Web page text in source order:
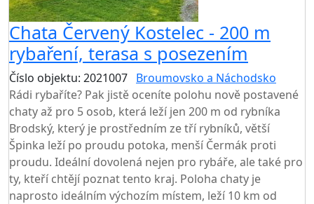
Chata Červený Kostelec - 200 m
rybaření, terasa s posezením
Číslo objektu: 2021007 Broumovsko a Náchodsko
Rádi rybaříte? Pak jistě oceníte polohu nově postavené
chaty až pro 5 osob, která leží jen 200 m od rybníka
Brodský, který je prostředním ze tří rybníků, větší
Špinka leží po proudu potoka, menší Čermák proti
proudu. Ideální dovolená nejen pro rybáře, ale také pro
ty, kteří chtějí poznat tento kraj. Poloha chaty je
naprosto ideálním výchozím místem, leží 10 km od